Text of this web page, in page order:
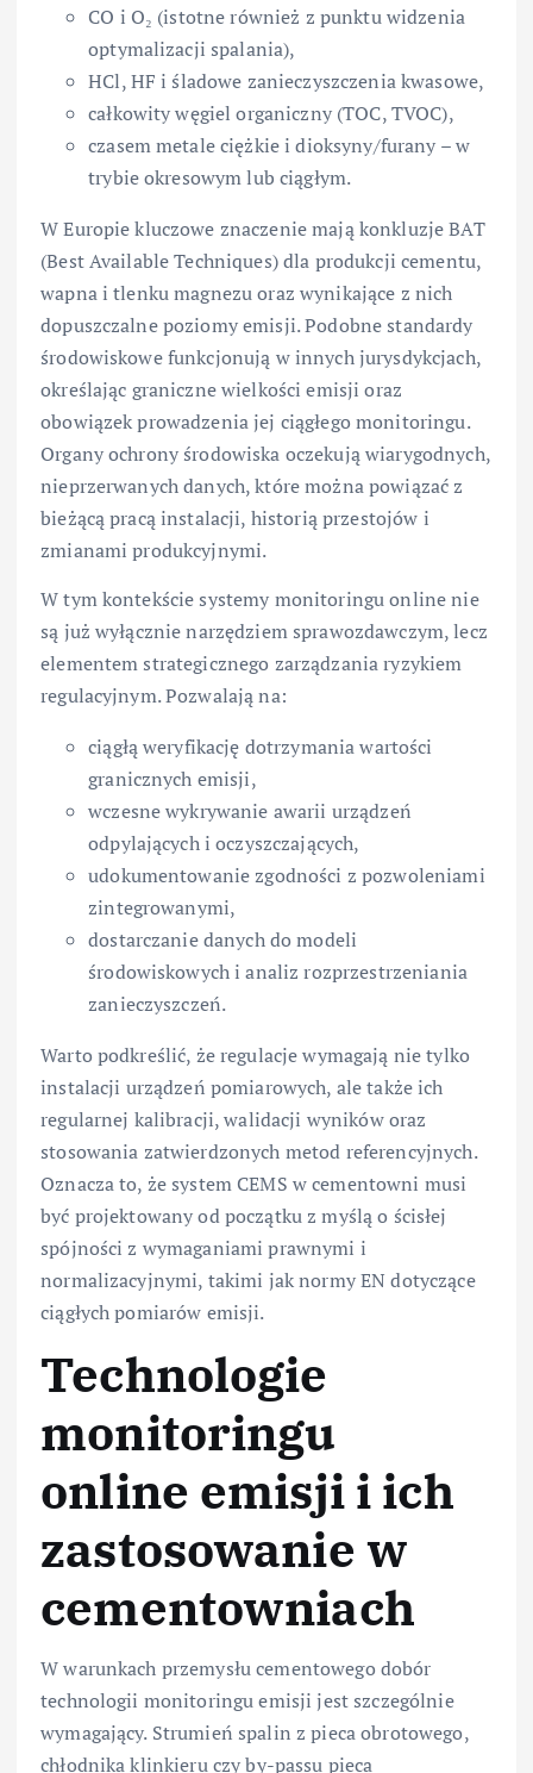
CO i O₂ (istotne również z punktu widzenia
optymalizacji spalania),
HCl, HF i śladowe zanieczyszczenia kwasowe,
całkowity węgiel organiczny (TOC, TVOC),
czasem metale ciężkie i dioksyny/furany – w
trybie okresowym lub ciągłym.
W Europie kluczowe znaczenie mają konkluzje BAT
(Best Available Techniques) dla produkcji cementu,
wapna i tlenku magnezu oraz wynikające z nich
dopuszczalne poziomy emisji. Podobne standardy
środowiskowe funkcjonują w innych jurysdykcjach,
określając graniczne wielkości emisji oraz
obowiązek prowadzenia jej ciągłego monitoringu.
Organy ochrony środowiska oczekują wiarygodnych,
nieprzerwanych danych, które można powiązać z
bieżącą pracą instalacji, historią przestojów i
zmianami produkcyjnymi.
W tym kontekście systemy monitoringu online nie
są już wyłącznie narzędziem sprawozdawczym, lecz
elementem strategicznego zarządzania ryzykiem
regulacyjnym. Pozwalają na:
ciągłą weryfikację dotrzymania wartości
granicznych emisji,
wczesne wykrywanie awarii urządzeń
odpylających i oczyszczających,
udokumentowanie zgodności z pozwoleniami
zintegrowanymi,
dostarczanie danych do modeli
środowiskowych i analiz rozprzestrzeniania
zanieczyszczeń.
Warto podkreślić, że regulacje wymagają nie tylko
instalacji urządzeń pomiarowych, ale także ich
regularnej kalibracji, walidacji wyników oraz
stosowania zatwierdzonych metod referencyjnych.
Oznacza to, że system CEMS w cementowni musi
być projektowany od początku z myślą o ścisłej
spójności z wymaganiami prawnymi i
normalizacyjnymi, takimi jak normy EN dotyczące
ciągłych pomiarów emisji.
Technologie
monitoringu
online emisji i ich
zastosowanie w
cementowniach
W warunkach przemysłu cementowego dobór
technologii monitoringu emisji jest szczególnie
wymagający. Strumień spalin z pieca obrotowego,
chłodnika klinkieru czy by-passu pieca